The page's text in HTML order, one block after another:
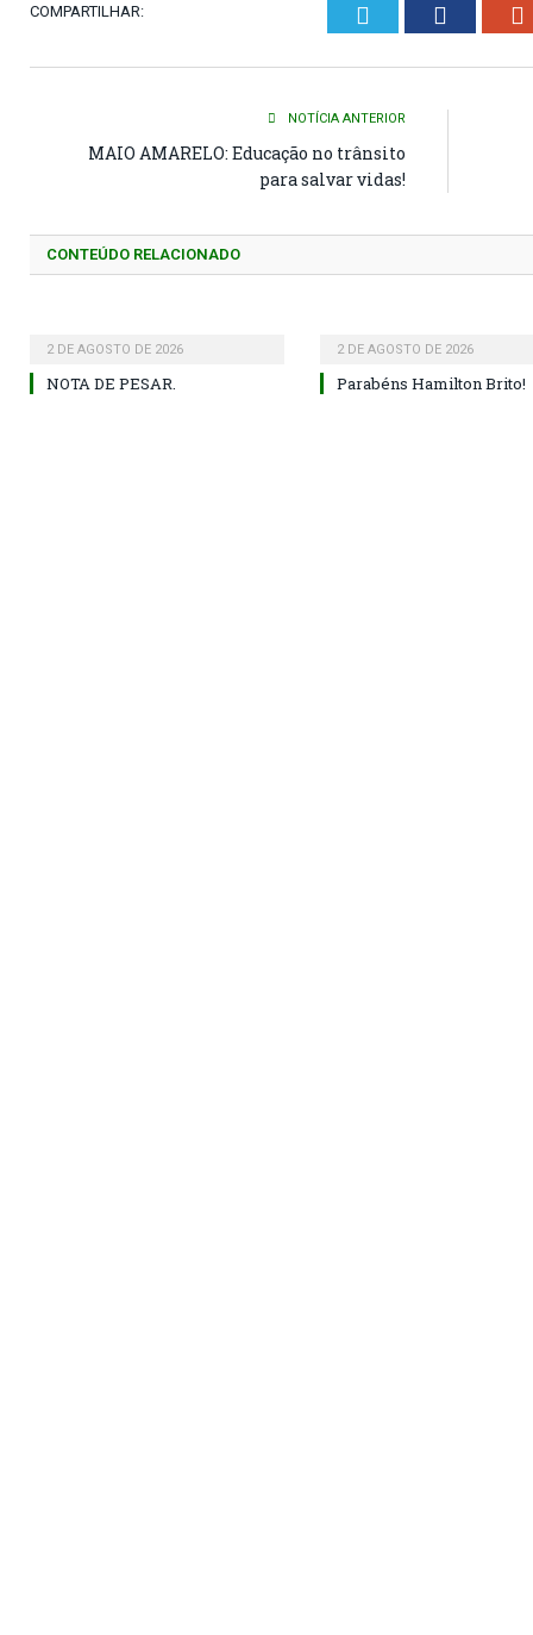
COMPARTILHAR: Twitter
NOTÍCIA ANTERIOR
MAIO AMARELO: Educação no trânsito
para salvar vidas!
CONTEÚDO RELACIONADO
2 DE AGOSTO DE 2026
NOTA DE PESAR.
2 DE AGOSTO DE 2026
Parabéns Hamilton Brito!